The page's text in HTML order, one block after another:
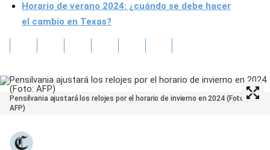
Horario de verano 2024: ¿cuándo se debe hacer
el cambio en Texas?
Pensilvania ajustará los relojes por el horario de invierno en 2024 (Foto:
AFP)